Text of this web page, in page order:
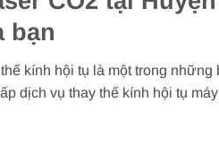
bạn
kính hội tụ là một trong
dịch vụ thay thế kính hội tụ